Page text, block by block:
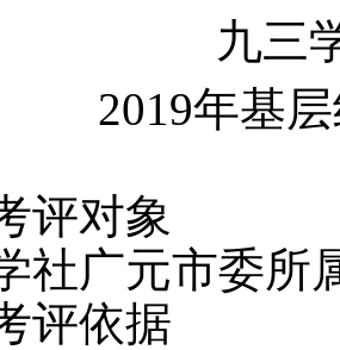
九三
2019年基
评对象
社广元市委所
评依据